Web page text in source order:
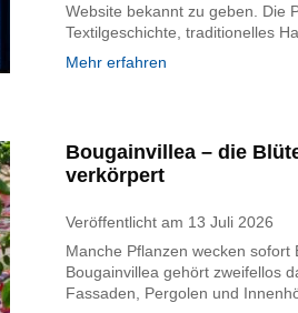
Website bekannt zu geben. Die
Textilgeschichte, traditionelles
Mehr erfahren
Bougainvillea – die
verkörpert
Veröffentlicht am 13 Juli 2026
Manche Pflanzen wecken
Bougainvillea gehört zweifellos
Fassaden, Pergolen und